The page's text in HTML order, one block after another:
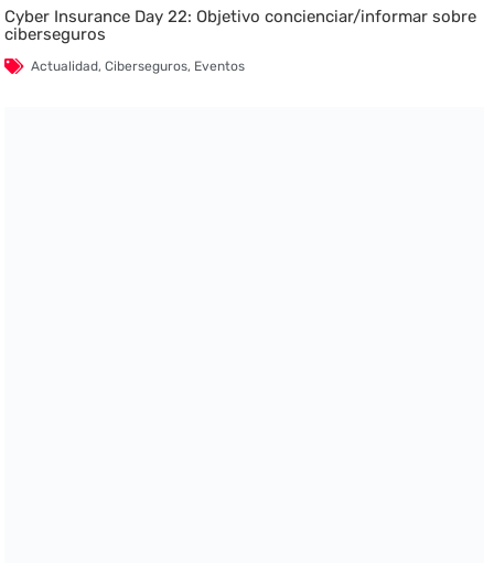
Cyber Insurance Day 22: Objetivo concienciar/informar sobre
ciberseguros
Actualidad,Ciberseguros, Eventos